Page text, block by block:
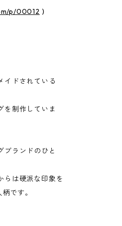
p/00012 )
イドされている
を制作していま
ブランドのひと
らは硬派な印象を
です。